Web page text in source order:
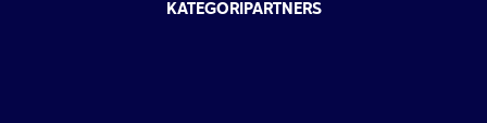
KATEGORIPARTNERS